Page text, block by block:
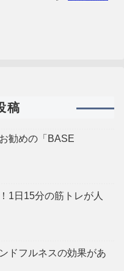
稿
勧めの「BASE
1日15分の筋トレが人
ドフルネスの効果があ